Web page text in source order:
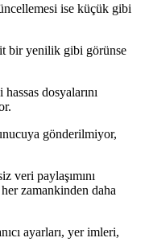
ise küçük gibi
bir yenilik gibi görünse
dosyalarını
gönderilmiyor,
veri paylaşımını
zamankinden daha
ayarları, yer imleri,